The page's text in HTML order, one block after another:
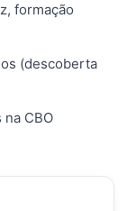
formação
(descoberta
CBO